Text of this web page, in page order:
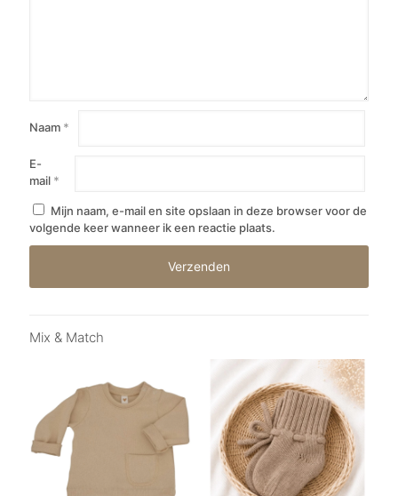
Naam *
E-
mail *
Mijn naam, e-mail en site opslaan in deze browser voor de
volgende keer wanneer ik een reactie plaats.
Mix & Match